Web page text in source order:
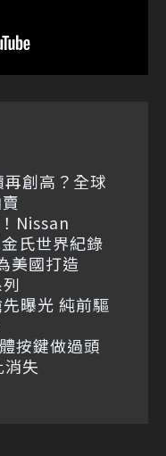
創高？全球
Nissan
氏世界紀錄
美國打造
曝光 純前驅
按鍵做過頭
失